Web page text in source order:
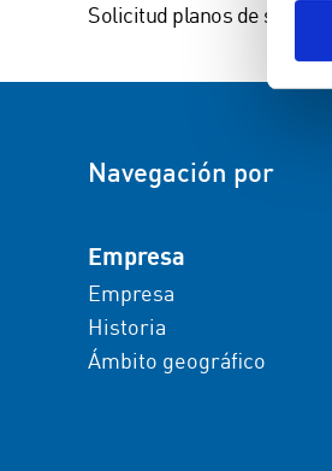
Solicitud planos de
Navegación por
Empresa
Empresa
Historia
Ámbito geográfico